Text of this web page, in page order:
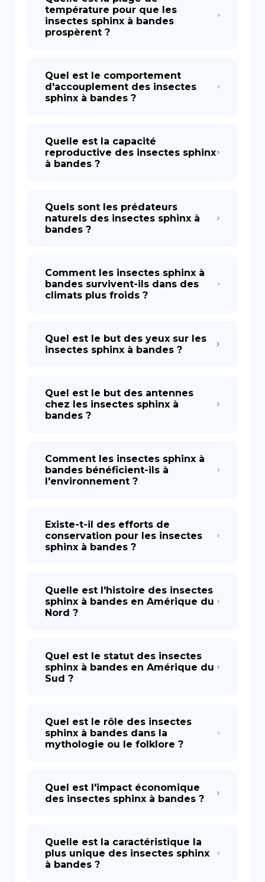
température pour que les
insectes sphinx à bandes
prospèrent ?
Quel est le comportement
d'accouplement des insectes
sphinx à bandes ?
Quelle est la capacité
reproductive des insectes sphinx
à bandes ?
Quels sont les prédateurs
naturels des insectes sphinx à
bandes ?
Comment les insectes sphinx à
bandes survivent-ils dans des
climats plus froids ?
Quel est le but des yeux sur les
insectes sphinx à bandes ?
Quel est le but des antennes
chez les insectes sphinx à
bandes ?
Comment les insectes sphinx à
bandes bénéficient-ils à
l'environnement ?
Existe-t-il des efforts de
conservation pour les insectes
sphinx à bandes ?
Quelle est l'histoire des insectes
sphinx à bandes en Amérique du
Nord ?
Quel est le statut des insectes
sphinx à bandes en Amérique du
Sud ?
Quel est le rôle des insectes
sphinx à bandes dans la
mythologie ou le folklore ?
Quel est l'impact économique
des insectes sphinx à bandes ?
Quelle est la caractéristique la
plus unique des insectes sphinx
à bandes ?